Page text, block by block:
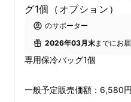
・まとめ買いで、何
り…。
・共用のカートの衛
・帰り道に荷物が崩
グ1個（オプション）
のサポーター
2026年03月末までにお
専用保冷バッグ1個
一般予定販売価額：6,580円